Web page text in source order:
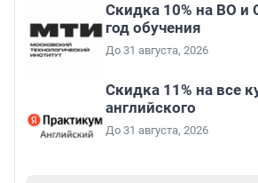
Скидка 10% на ВО и
год обучения
До 31 августа, 2026
Скидка 11% на все
английского
До 31 августа, 2026